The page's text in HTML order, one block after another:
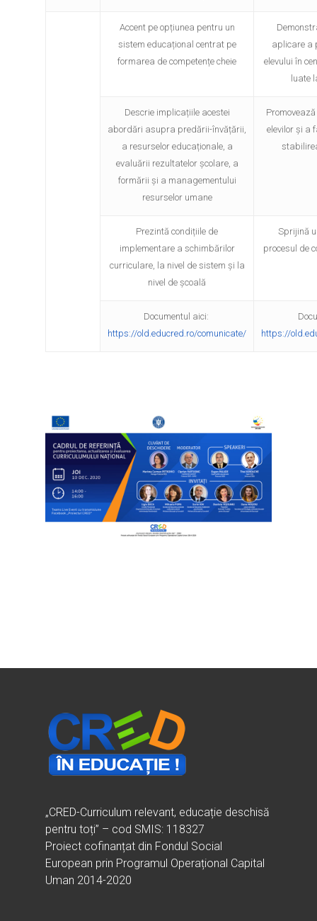
Accent pe opțiunea pentru un
sistem educațional centrat pe
formarea de competențe cheie
aplicare a
elevului în
luate
Descrie implicațiile acestei
abordări asupra predării-învățării,
a resurselor educaționale, a
evaluării rezultatelor școlare, a
formării și a managementului
resurselor umane
elevilor și a
Prezintă condițiile de
implementare a schimbărilor
curriculare, la nivel de sistem și la
nivel de școală
Sprijină
procesul de
Documentul aici:
https://old.educred.ro/comunicate/
https://
„CRED-Curriculum relevant, educație deschisă
pentru toți” – cod SMIS: 118327
Proiect cofinanțat din Fondul Social
European prin Programul Operațional Capital
Uman 2014-2020